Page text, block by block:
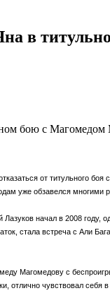
в
бою с
от титульного
уже обзавелся
начал в 2008 году,
стала встреча с Али
Магомедову с
отлично чувствовал себя в